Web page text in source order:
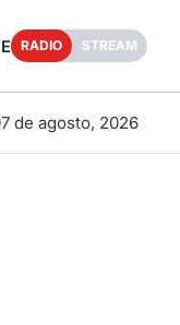
RADIO STREAM
de agosto, 2026